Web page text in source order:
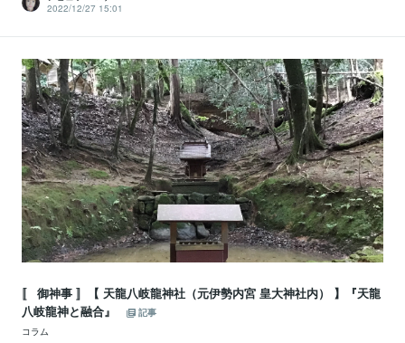
2022/12/27 15:01
〚 御神事 〛【 天龍八岐龍神社（元伊勢内宮 皇大神社内） 】『天龍
八岐龍神と融合』
記事
コラム